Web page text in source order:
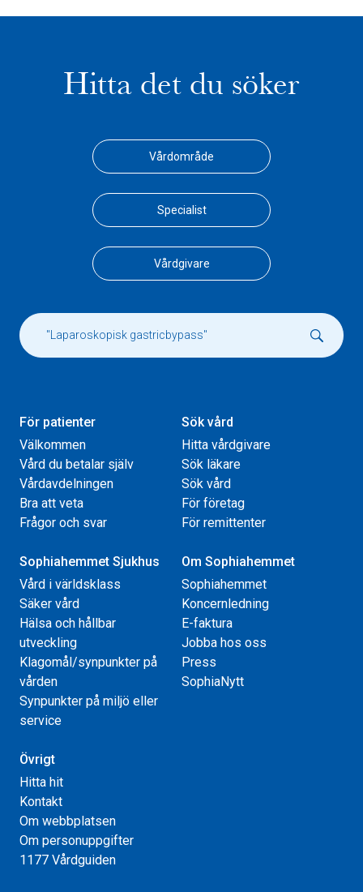
Hitta det du söker
Vårdområde
Specialist
Vårdgivare
För patienter
Välkommen
Vård du betalar själv
Vårdavdelningen
Bra att veta
Frågor och svar
Sök vård
Hitta vårdgivare
Sök läkare
Sök vård
För företag
För remittenter
Sophiahemmet Sjukhus
Vård i världsklass
Säker vård
Hälsa och hållbar
utveckling
Klagomål/synpunkter på
vården
Synpunkter på miljö eller
service
Om Sophiahemmet
Sophiahemmet
Koncernledning
E-faktura
Jobba hos oss
Press
SophiaNytt
Övrigt
Hitta hit
Kontakt
Om webbplatsen
Om personuppgifter
1177 Vårdguiden